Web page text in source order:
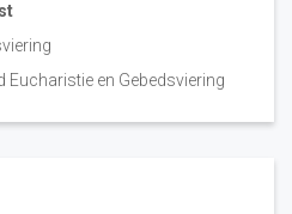
Eucharistie en Gebedsviering